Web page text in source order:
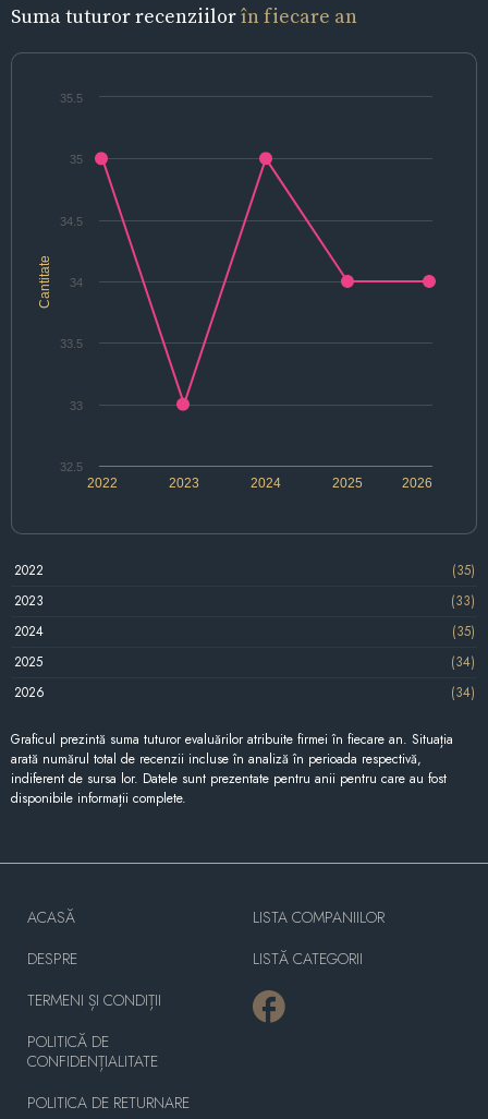
Suma tuturor recenziilorîn fiecare an
Cantitate
2025
2022 2023 2024 2026
32.5
33
33.5
34
34.5
35
35.5
2022
(35)
2023
(33)
2024
(35)
2025
(34)
2026
(34)
Graficul prezintă suma tuturor evaluărilor atribuite firmei în fiecare an. Situația
arată numărul total de recenzii incluse în analiză în perioada respectivă,
indiferent de sursa lor. Datele sunt prezentate pentru anii pentru care au fost
disponibile informații complete.
ACASĂ
DESPRE
TERMENI ȘI CONDIȚII
POLITICĂ DE
CONFIDENȚIALITATE
POLITICA DE RETURNARE
LISTA COMPANIILOR
LISTĂ CATEGORII